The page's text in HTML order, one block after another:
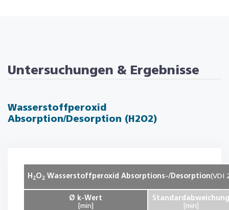
Untersuchungen & Ergebnisse
Wasserstoffperoxid
Absorption/Desorption (H2O2)
H 2 O 2 Wasserstoffperoxid Absorptions-/Desorption(VDI
Ø k-Wert
[min]
Standardabweichung
[min]